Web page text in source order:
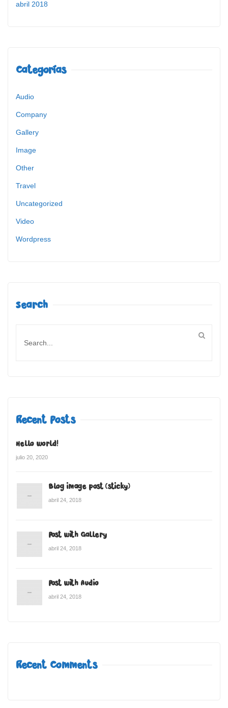
abril 2018
Categorías
Audio
Company
Gallery
Image
Other
Travel
Uncategorized
Video
Wordpress
Search
Recent Posts
Hello world!
julio 20, 2020
Blog image post (sticky)
abril 24, 2018
Post with Gallery
abril 24, 2018
Post with Audio
abril 24, 2018
Recent Comments